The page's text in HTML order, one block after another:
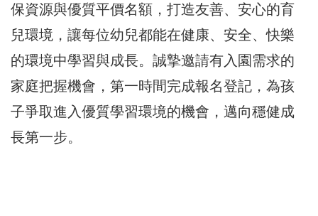
保資源與優質平價名額，打造友善、安心的育
兒環境，讓每位幼兒都能在健康、安全、快樂
的環境中學習與成長。誠摯邀請有入園需求的
家庭把握機會，第一時間完成報名登記，為孩
子爭取進入優質學習環境的機會，邁向穩健成
長第一步。